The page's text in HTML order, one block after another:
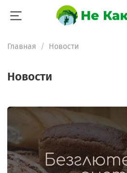
Главная Новости
Новости